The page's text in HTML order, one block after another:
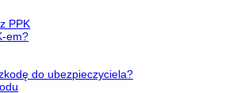
PPK
em?
do ubezpieczyciela?